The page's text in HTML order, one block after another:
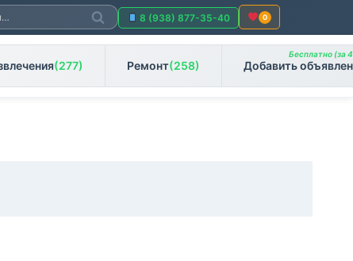
Поиск
8 (938) 877-35-40 0
(277) Ремонт(258) Добавить
Бесплатно (за